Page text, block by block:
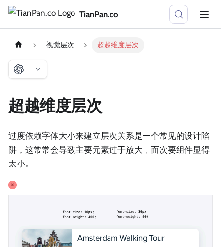
TianPan.co
视觉层次 超越维度层次
超越维度层次
过度依赖字体大小来建立层次关系是一个常见的设计陷
阱，这常常会导致主要元素过于放大，而次要组件显得
太小。